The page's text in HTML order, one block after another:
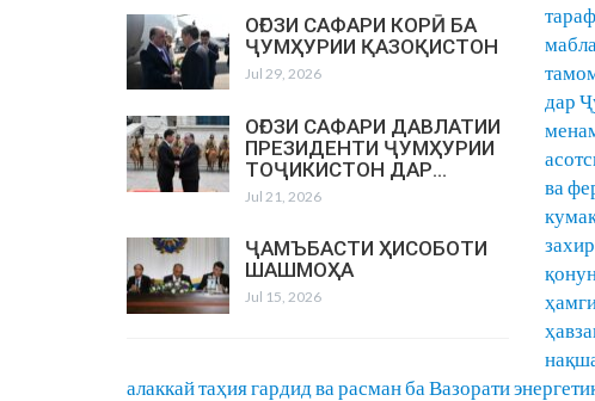
ОҒОЗИ САФАРИ КОРӢ БА
ҶУМҲУРИИ ҚАЗОҚИСТОН
Jul 29, 2026
ОҒОЗИ САФАРИ ДАВЛАТИИ
ПРЕЗИДЕНТИ ҶУМҲУРИИ
ТОҶИКИСТОН ДАР…
Jul 21, 2026
ҶАМЪБАСТИ ҲИСОБОТИ
ШАШМОҲА
Jul 15, 2026
дар
ва
алаккай таҳия гардид ва расман ба Вазорати